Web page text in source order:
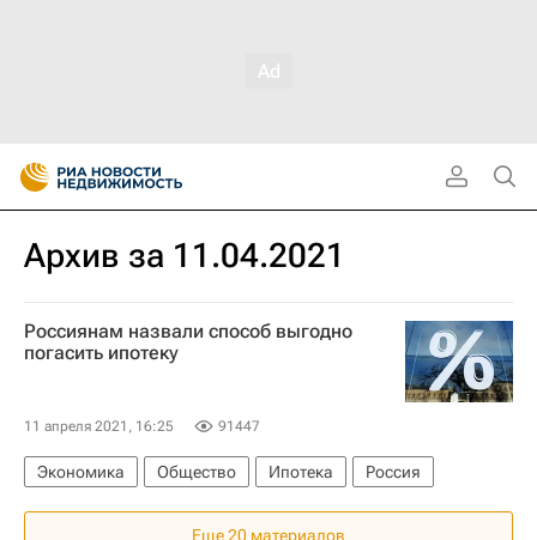
Архив за 11.04.2021
Россиянам назвали способ выгодно
погасить ипотеку
11 апреля 2021, 16:25 91447
Экономика Общество Ипотека Россия
Еще 20 материалов